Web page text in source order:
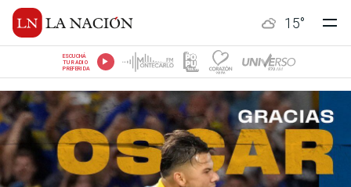
15°
ESCUCHÁ
TU RADIO
PREFERIDA